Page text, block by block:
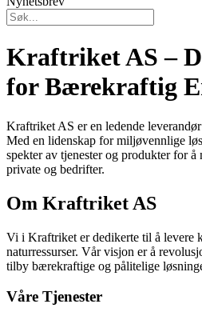
Kraftriket AS –
for Bærekraftig
Kraftriket AS er en ledende
Med en lidenskap for miljøvennlige
spekter av tjenester og produkter for
private og bedrifter.
Om Kraftriket AS
Vi i Kraftriket er dedikerte til å levere
naturressurser. Vår visjon er å
tilby bærekraftige og pålitelige
Våre Tjenester